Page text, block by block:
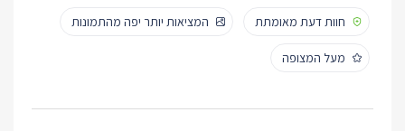
חוות דעת מאומתת
המציאות יותר יפה מהתמונות
מעל המצופה